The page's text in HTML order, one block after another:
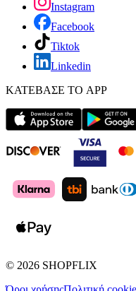
Instagram
Facebook
Tiktok
Linkedin
ΚΑΤΕΒΑΣΕ ΤΟ APP
© 2026 SHOPFLIX